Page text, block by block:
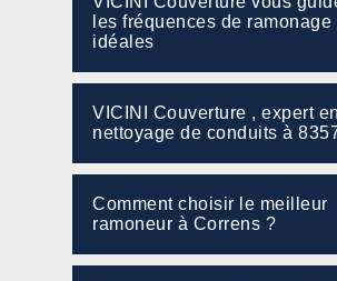
les fréquences de ramonage
idéales
VICINI Couverture , expert en
nettoyage de conduits à
Comment choisir le meilleur
ramoneur à Correns ?